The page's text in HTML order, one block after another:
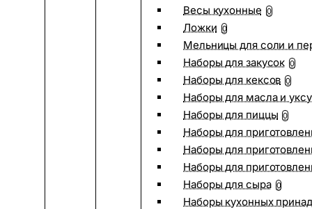
Весы кухонные 0
Ложки 0
Мельницы для соли и
Наборы для закусок 0
Наборы для кексов 0
Наборы для масла и
Наборы для пиццы 0
Наборы для
Наборы для
Наборы для
Наборы для сыра 0
Наборы кухонных